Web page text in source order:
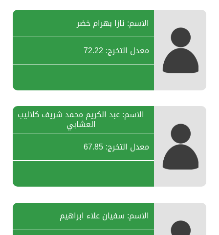
الاسم: ئازا بهرام خضر
معدل التخرج: 72.22
الاسم: عبد الكريم محمد شريف كلاليب
العشابي
معدل التخرج: 67.85
الاسم: سفيان علاء ابراهيم